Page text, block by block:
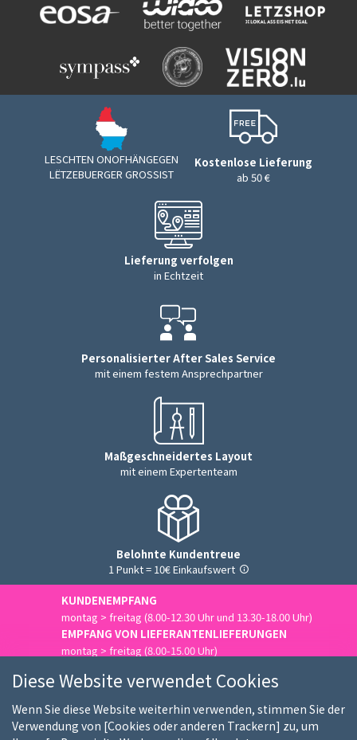
LESCHTEN ONOFHÄNGEGEN
LËTZEBUERGER GROSSIST
Kostenlose Lieferung
ab 50 €
Lieferung verfolgen
in Echtzeit
Personalisierter After Sales Service
mit einem festem Ansprechpartner
Maßgeschneidertes Layout
mit einem Expertenteam
Belohnte Kundentreue
1 Punkt = 10€ Einkaufswert
KUNDENEMPFANG
montag > freitag (8.00-12.30 Uhr und 13.30-18.00 Uhr)
EMPFANG VON LIEFERANTENLIEFERUNGEN
montag > freitag (8.00-15.00 Uhr)
Diese Website verwendet Cookies
Wenn Sie diese Website weiterhin verwenden, stimmen Sie der
Verwendung von [Cookies oder anderen Trackern] zu, um